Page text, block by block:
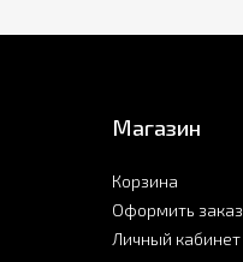
Магазин
Корзина
Оформить заказ
Личный кабинет